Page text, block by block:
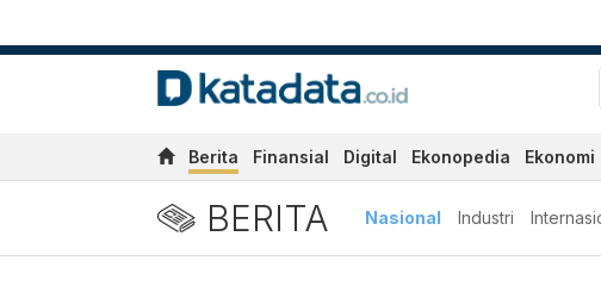
Berita Finansial Digital Ekonopedia Ekonomi
BERITA Nasional Industri